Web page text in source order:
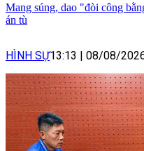
Mang súng, dao "đòi công
án tù
HÌNH SỰ13:13 | 08/08/